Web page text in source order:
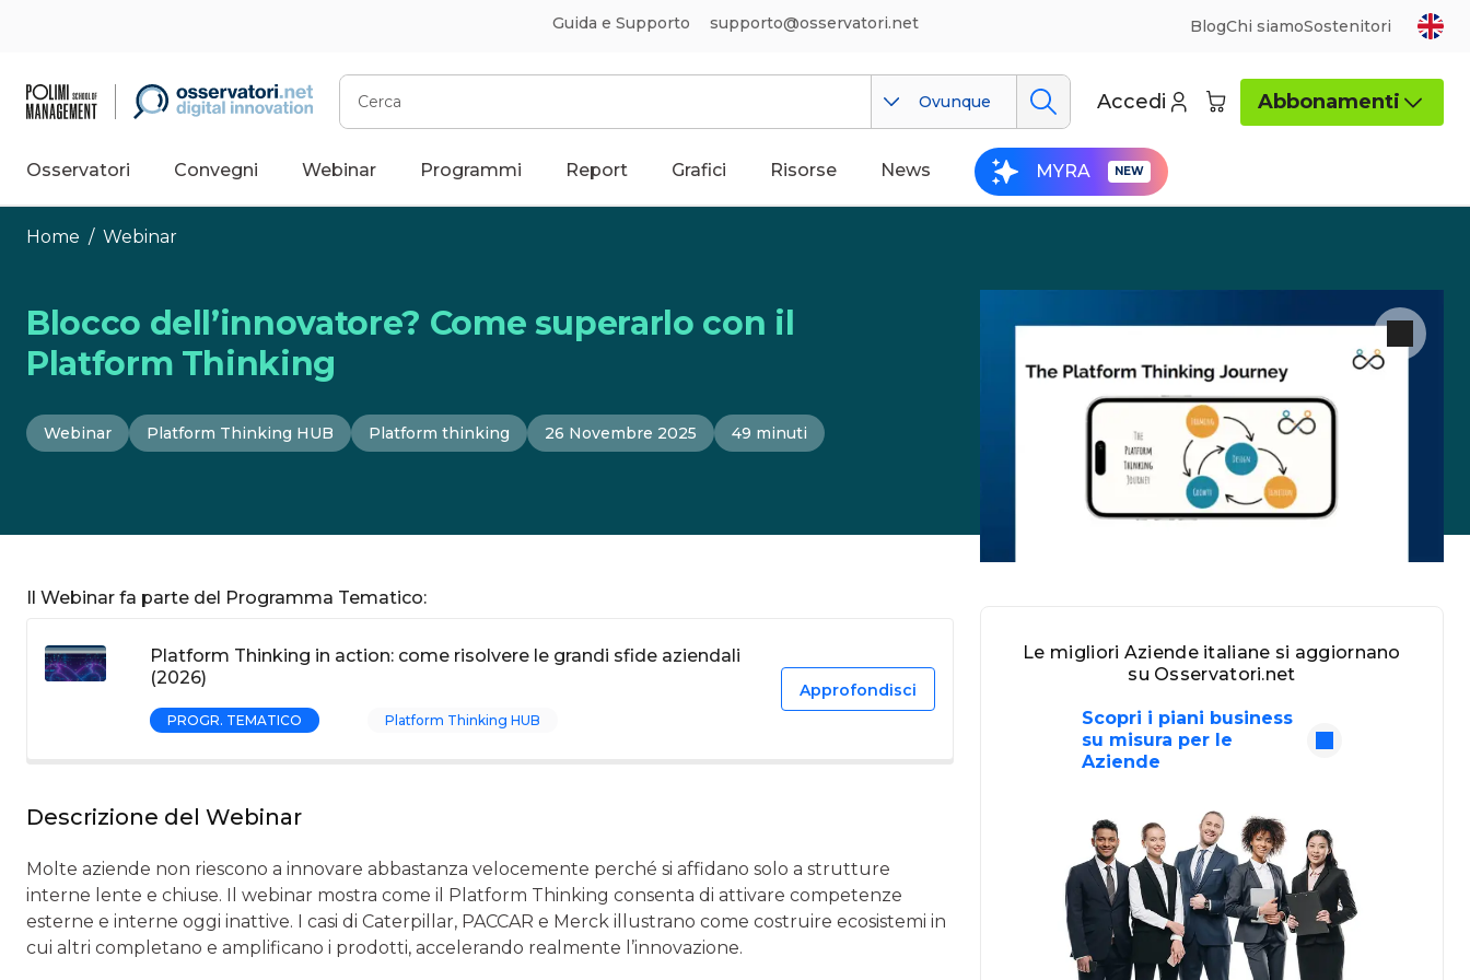
Guida e Supporto supporto@osservatori.net BlogChi siamoSostenitori
Cerca
Ovunque Accedi Abbonamenti
Osservatori Convegni Webinar Programmi Report Grafici Risorse News MYRA
Home / Webinar
Blocco dell’innovatore? Come superarlo con il
Platform Thinking
Webinar Platform Thinking HUB Platform thinking 26 Novembre 2025 49 minuti
Il Webinar fa parte del Programma Tematico:
Platform Thinking in action: come risolvere le grandi sfide aziendali
(2026)
PROGR. TEMATICO Platform Thinking HUB
Approfondisci
Descrizione del Webinar
Molte aziende non riescono a innovare abbastanza velocemente perché si affidano solo a strutture
interne lente e chiuse. Il webinar mostra come il Platform Thinking consenta di attivare competenze
esterne e interne oggi inattive. I casi di Caterpillar, PACCAR e Merck illustrano come costruire ecosistemi in
cui altri completano e amplificano i prodotti, accelerando realmente l’innovazione.
Le migliori Aziende italiane si aggiornano
su Osservatori.net
Scopri i piani business
su misura per le
Aziende